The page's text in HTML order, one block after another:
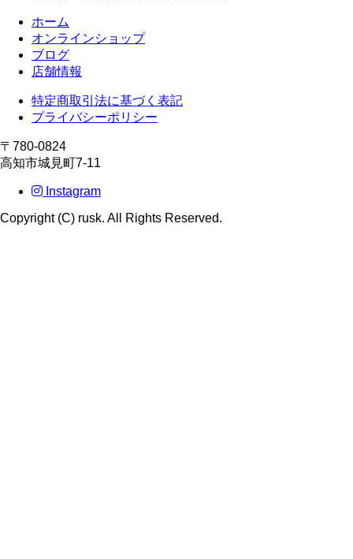
ホーム
オンラインショップ
ブログ
店舗情報
特定商取引法に基づく表記
プライバシーポリシー
〒780-0824
高知市城見町7-11
Instagram
Copyright (C) rusk. All Rights Reserved.